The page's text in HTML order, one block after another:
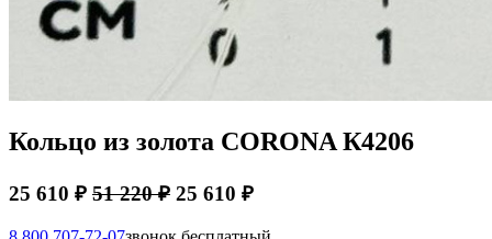
Кольцо из золота CORONA К4206
25 610 ₽ 51 220 ₽ 25 610 ₽